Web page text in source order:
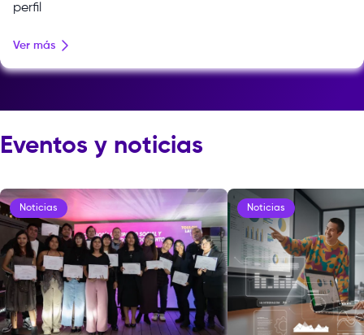
perfil
Ver más
Eventos y noticias
Noticias Noticias